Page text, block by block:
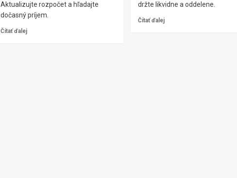
Aktualizujte rozpočet a hľadajte
dočasný príjem.
Čítať ďalej
držte likvidne a oddelene.
Čítať ďalej